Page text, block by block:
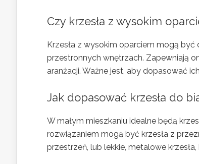
Czy krzesła z wysokim
Krzesła z wysokim oparciem mogą
przestronnych wnętrzach. Zapewniają
aranżacji. Ważne jest, aby dopasować
Jak dopasować krzesła do
W małym mieszkaniu idealne będą
rozwiązaniem mogą być krzesła z
przestrzeń, lub lekkie, metalowe